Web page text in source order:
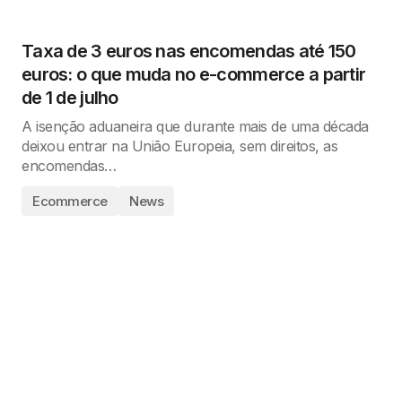
Taxa de 3 euros nas encomendas até 150
euros: o que muda no e-commerce a partir
de 1 de julho
A isenção aduaneira que durante mais de uma década
deixou entrar na União Europeia, sem direitos, as
encomendas…
Ecommerce News